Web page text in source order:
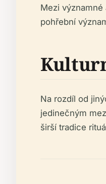
Mezi
pohřební
Na rozdíl od
jedinečným
širší tradice